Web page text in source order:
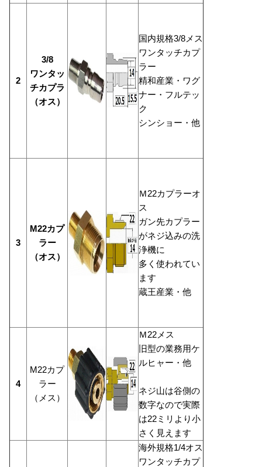
2
3/8
ワンタッ
チカプラ
（オス）
国内規格3/8メス
ワンタッチカプ
ラー
精和産業・ワグ
ナー・フルテッ
ク
シンショー・他
3
M22カプ
ラー
（オス）
Ｍ22カプラーオ
ス
ガン先カプラー
がネジ込みの洗
浄機に
多く使われてい
ます
蔵王産業・他
4
M22カプ
ラー
（メス）
Ｍ22メス
旧型の業務用ケ
ルヒャー・他
ネジ山は谷側の
数字なので実際
は22ミリより小
さく見えます
海外規格1/4オス
ワンタッチカプ